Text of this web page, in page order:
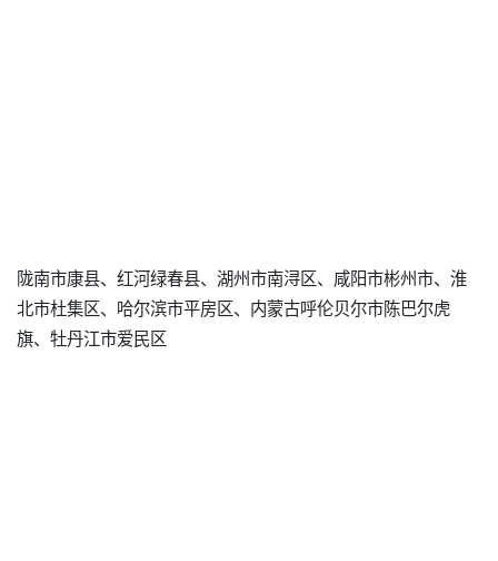
陇南市康县、红河绿春县、湖州市南浔区、咸阳市彬州市、淮
北市杜集区、哈尔滨市平房区、内蒙古呼伦贝尔市陈巴尔虎
旗、牡丹江市爱民区